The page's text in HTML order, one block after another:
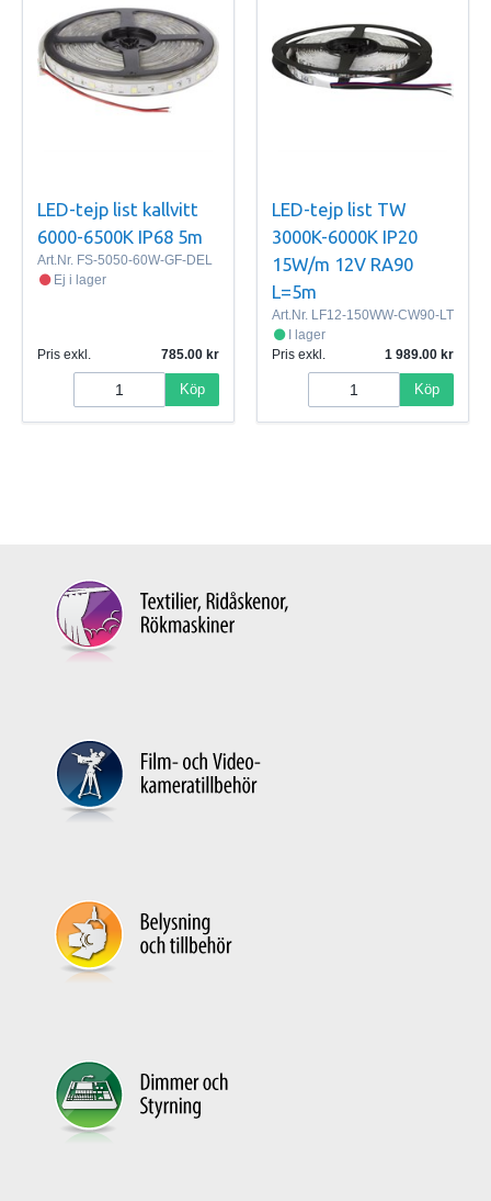
LED-tejp list kallvitt
6000-6500K IP68 5m
Art.Nr. FS-5050-60W-GF-DEL
Ej i lager
Pris exkl. 785.00
Köp
LED-tejp list TW
3000K-6000K IP20
15W/m 12V RA90
L=5m
Art.Nr. LF12-150WW-CW90-LT
I lager
Pris exkl.
1 989.00
Köp